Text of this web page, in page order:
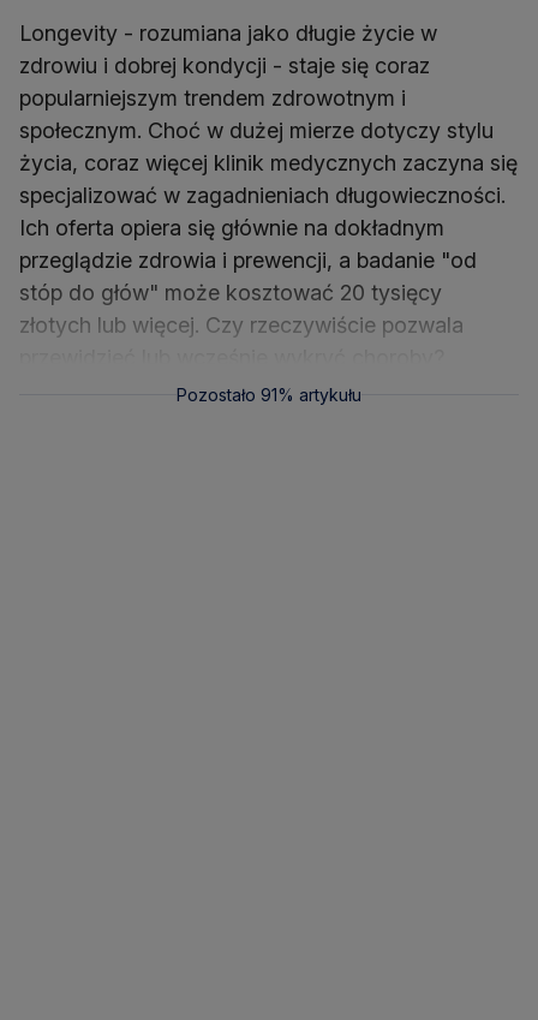
Longevity - rozumiana jako długie życie w
zdrowiu i dobrej kondycji - staje się coraz
popularniejszym trendem zdrowotnym i
społecznym. Choć w dużej mierze dotyczy stylu
życia, coraz więcej klinik medycznych zaczyna się
specjalizować w zagadnieniach długowieczności.
Ich oferta opiera się głównie na dokładnym
przeglądzie zdrowia i prewencji, a badanie "od
stóp do głów" może kosztować 20 tysięcy
złotych lub więcej. Czy rzeczywiście pozwala
Pozostało 91% artykułu